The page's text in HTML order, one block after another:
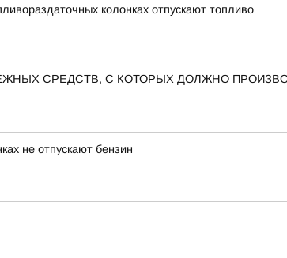
колонках отпускают топливо
СРЕДСТВ, С КОТОРЫХ ДОЛЖНО
не отпускают бензин